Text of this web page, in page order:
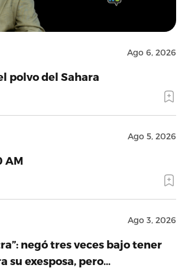
Ago 6, 2026
polvo del Sahara
Ago 5, 2026
AM
Ago 3, 2026
negó tres veces bajo tener
su exesposa, pero…